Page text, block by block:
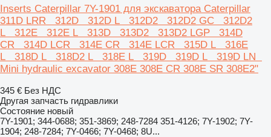
Inserts Caterpillar 7Y-1901 для экскаватора Caterpillar
311D LRR 312D 312D L 312D2 312D2 GC 312D2
L 312E 312E L 313D 313D2 313D2 LGP 314D
CR 314D LCR 314E CR 314E LCR 315D L 316E
L 318D L 318D2 L 318E L 319D 319D L 319D LN
Mini hydraulic excavator 308E 308E CR 308E SR 308E2"
345 € Без НДС
Другая запчасть гидравлики
Состояние новый
7Y-1901; 344-0688; 351-3869; 248-7284 351-4126; 7Y-1902; 7Y-
1904; 248-7284; 7Y-0466; 7Y-0468; 8U...